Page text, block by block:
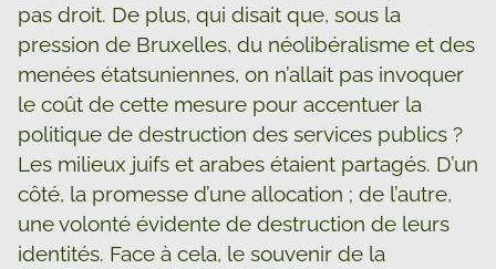
pas droit. De plus, qui disait que, sous la
pression de Bruxelles, du néolibéralisme et des
menées étatsuniennes, on n’allait pas invoquer
le coût de cette mesure pour accentuer la
politique de destruction des services publics ?
Les milieux juifs et arabes étaient partagés. D’un
côté, la promesse d’une allocation ; de l’autre,
une volonté évidente de destruction de leurs
identités. Face à cela, le souvenir de la